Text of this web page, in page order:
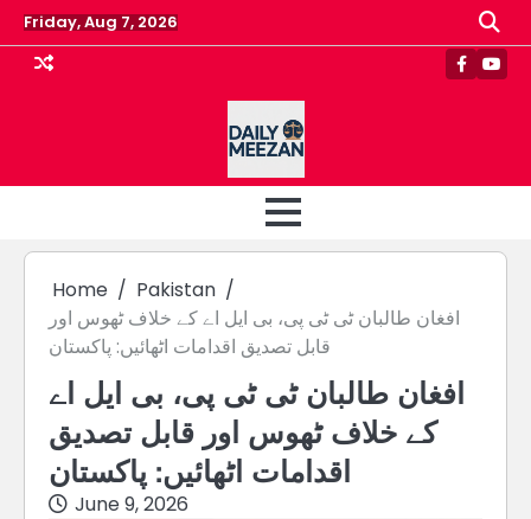
Skip
to
content
Friday, Aug 7, 2026
Home
Pakistan
افغان طالبان ٹی ٹی پی، بی ایل اے کے خلاف ٹھوس اور
قابل تصدیق اقدامات اٹھائیں: پاکستان
افغان طالبان ٹی ٹی پی، بی ایل اے
کے خلاف ٹھوس اور قابل تصدیق
اقدامات اٹھائیں: پاکستان
June 9, 2026